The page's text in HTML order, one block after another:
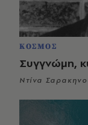
ΚΟΣΜΟΣ
Συγγνώμη,
Ντίνα